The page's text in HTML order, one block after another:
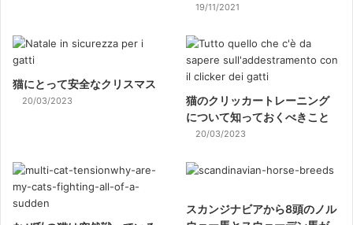
19/11/2021
猫にとって安全なクリスマス
20/03/2023
猫のクリッカートレーニング
について知っておくべきこと
20/03/2023
スカンジナビアから8頭のノル